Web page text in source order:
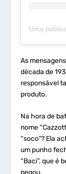
As
década de
responsável
produto.
Na hora de
nome
“soco”? Ela
um punho
“Baci”, que é